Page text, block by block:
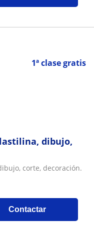
1ª clase gratis
dibujo,
corte, decoración.
Contactar